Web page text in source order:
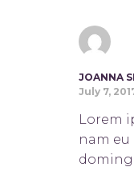
JOANNA
July 7,
Lorem
nam
doming